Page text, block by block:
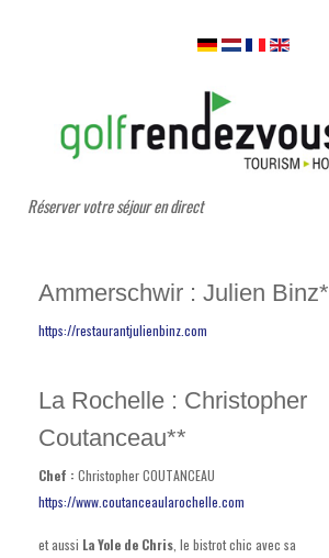
Réserver votre séjour en direct
Ammerschwir : Julien Binz*
https://restaurantjulienbinz.com
La Rochelle : Christopher
Coutanceau**
Chef : Christopher COUTANCEAU
https://www.coutanceaularochelle.com
et aussi La Yole de Chris , le bistrot chic avec sa